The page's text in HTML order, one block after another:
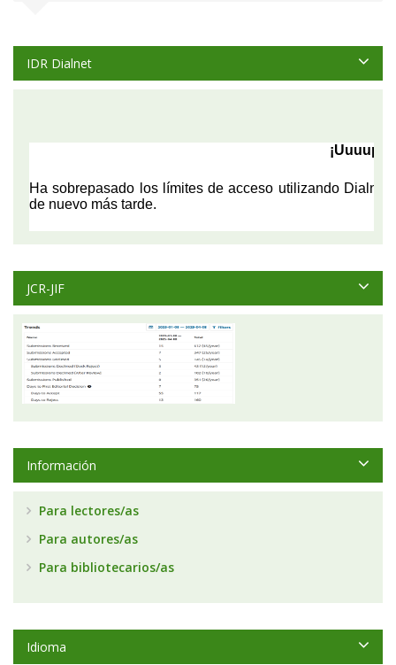
IDR Dialnet
JCR-JIF
Información
Para lectores/as
Para autores/as
Para bibliotecarios/as
Idioma